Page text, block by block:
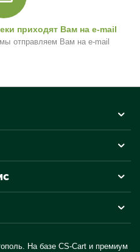
приходят Вам на e-mail
отправляем Вам на e-mail
На базеCS-Cart и премиум